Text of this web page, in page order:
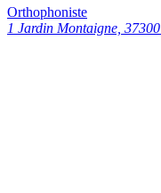
Orthophoniste
1 Jardin Montaigne,